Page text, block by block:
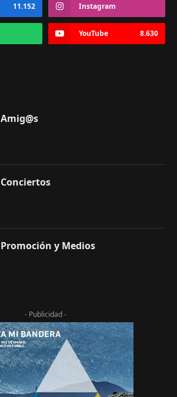
11.152 Instagram
YouTube 8.630
Amig@s
Conciertos
Promoción y Medios
- Publicidad -